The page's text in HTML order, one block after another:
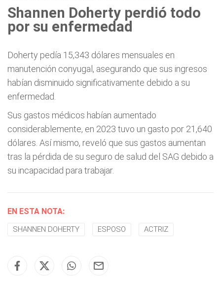
Shannen Doherty perdió todo
por su enfermedad
Doherty pedía 15,343 dólares mensuales en
manutención conyugal, asegurando que sus ingresos
habían disminuido significativamente debido a su
enfermedad.
Sus gastos médicos habían aumentado
considerablemente, en 2023 tuvo un gasto por 21,640
dólares. Así mismo, reveló que sus gastos aumentan
tras la pérdida de su seguro de salud del SAG debido a
su incapacidad para trabajar.
EN ESTA NOTA:
SHANNEN DOHERTY ESPOSO ACTRIZ